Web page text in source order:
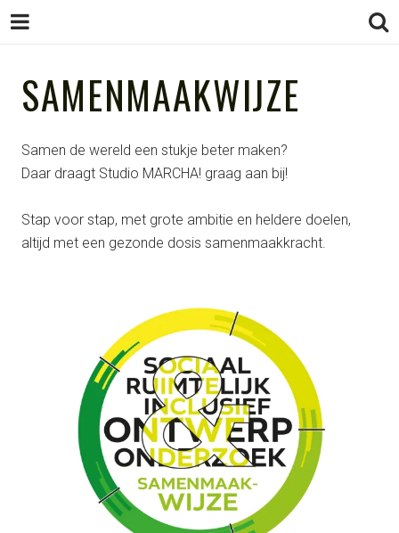
STUDIO MARCHA!
design as gamechanger
SAMENMAAKWIJZE
Samen de wereld een stukje beter maken?
Daar draagt Studio MARCHA! graag aan bij!
Stap voor stap, met grote ambitie en heldere doelen,
altijd met een gezonde dosis samenmaakkracht.
STUDIO
MARCHA!